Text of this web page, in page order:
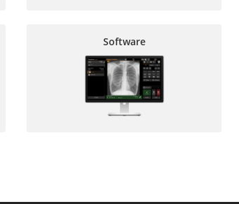
Software